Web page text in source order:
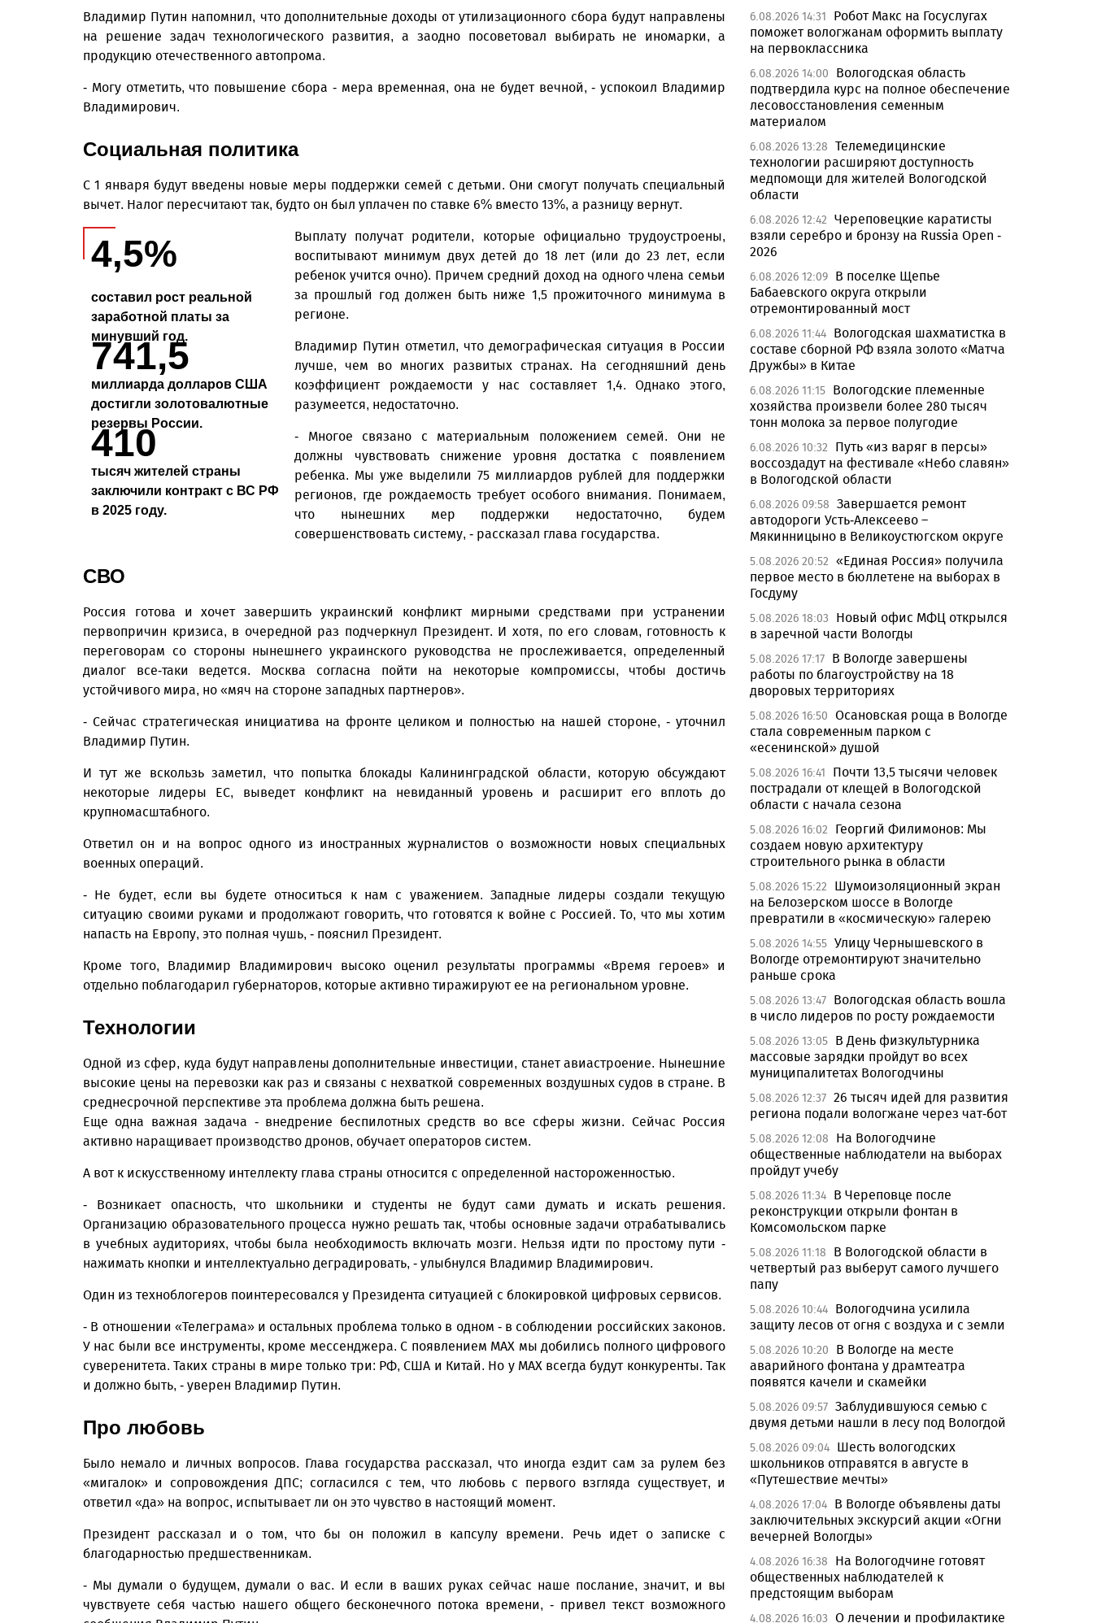
Владимир Путин напомнил, что дополнительные доходы от утилизационного сбора будут направлены
на решение задач технологического развития, а заодно посоветовал выбирать не иномарки, а
продукцию отечественного автопрома.
- Могу отметить, что повышение сбора - мера временная, она не будет вечной, - успокоил Владимир
Владимирович.
Социальная политика
С 1 января будут введены новые меры поддержки семей с детьми. Они смогут получать специальный
вычет. Налог пересчитают так, будто он был уплачен по ставке 6% вместо 13%, а разницу вернут.
4,5%
составил рост реальной
заработной платы за
минувший год.
741,5
миллиарда долларов США
достигли золотовалютные
резервы России.
410
тысяч жителей страны
заключили контракт с ВС РФ
в 2025 году.
Выплату получат родители, которые официально трудоустроены,
воспитывают минимум двух детей до 18 лет (или до 23 лет, если
ребенок учится очно). Причем средний доход на одного члена семьи
за прошлый год должен быть ниже 1,5 прожиточного минимума в
регионе.
Владимир Путин отметил, что демографическая ситуация в России
лучше, чем во многих развитых странах. На сегодняшний день
коэффициент рождаемости у нас составляет 1,4. Однако этого,
разумеется, недостаточно.
- Многое связано с материальным положением семей. Они не
должны чувствовать снижение уровня достатка с появлением
ребенка. Мы уже выделили 75 миллиардов рублей для поддержки
регионов, где рождаемость требует особого внимания. Понимаем,
что нынешних мер поддержки недостаточно, будем
совершенствовать систему, - рассказал глава государства.
СВО
Россия готова и хочет завершить украинский конфликт мирными средствами при устранении
первопричин кризиса, в очередной раз подчеркнул Президент. И хотя, по его словам, готовность к
переговорам со стороны нынешнего украинского руководства не прослеживается, определенный
диалог все-таки ведется. Москва согласна пойти на некоторые компромиссы, чтобы достичь
устойчивого мира, но «мяч на стороне западных партнеров».
- Сейчас стратегическая инициатива на фронте целиком и полностью на нашей стороне, - уточнил
Владимир Путин.
И тут же вскользь заметил, что попытка блокады Калининградской области, которую обсуждают
некоторые лидеры ЕС, выведет конфликт на невиданный уровень и расширит его вплоть до
крупномасштабного.
Ответил он и на вопрос одного из иностранных журналистов о возможности новых специальных
военных операций.
- Не будет, если вы будете относиться к нам с уважением. Западные лидеры создали текущую
ситуацию своими руками и продолжают говорить, что готовятся к войне с Россией. То, что мы хотим
напасть на Европу, это полная чушь, - пояснил Президент.
Кроме того, Владимир Владимирович высоко оценил результаты программы «Время героев» и
отдельно поблагодарил губернаторов, которые активно тиражируют ее на региональном уровне.
Технологии
Одной из сфер, куда будут направлены дополнительные инвестиции, станет авиастроение. Нынешние
высокие цены на перевозки как раз и связаны с нехваткой современных воздушных судов в стране. В
среднесрочной перспективе эта проблема должна быть решена.
Еще одна важная задача - внедрение беспилотных средств во все сферы жизни. Сейчас Россия
активно наращивает производство дронов, обучает операторов систем.
А вот к искусственному интеллекту глава страны относится с определенной настороженностью.
- Возникает опасность, что школьники и студенты не будут сами думать и искать решения.
Организацию образовательного процесса нужно решать так, чтобы основные задачи отрабатывались
в учебных аудиториях, чтобы была необходимость включать мозги. Нельзя идти по простому пути -
нажимать кнопки и интеллектуально деградировать, - улыбнулся Владимир Владимирович.
Один из техноблогеров поинтересовался у Президента ситуацией с блокировкой цифровых сервисов.
- В отношении «Телеграма» и остальных проблема только в одном - в соблюдении российских законов.
У нас были все инструменты, кроме мессенджера. С появлением МАХ мы добились полного цифрового
суверенитета. Таких страны в мире только три: РФ, США и Китай. Но у МАХ всегда будут конкуренты. Так
и должно быть, - уверен Владимир Путин.
Про любовь
Было немало и личных вопросов. Глава государства рассказал, что иногда ездит сам за рулем без
«мигалок» и сопровождения ДПС; согласился с тем, что любовь с первого взгляда существует, и
ответил «да» на вопрос, испытывает ли он это чувство в настоящий момент.
Президент рассказал и о том, что бы он положил в капсулу времени. Речь идет о записке с
благодарностью предшественникам.
- Мы думали о будущем, думали о вас. И если в ваших руках сейчас наше послание, значит, и вы
чувствуете себя частью нашего общего бесконечного потока времени, - привел текст возможного
6.08.2026 14:31
Робот Макс на Госуслугах
поможет вологжанам оформить выплату
на первоклассника
6.08.2026 14:00
Вологодская область
подтвердила курс на полное обеспечение
лесовосстановления семенным
материалом
6.08.2026 13:28 Телемедицинские
технологии расширяют доступность
медпомощи для жителей Вологодской
области
6.08.2026 12:42 Череповецкие каратисты
взяли серебро и бронзу на Russia Open -
2026
6.08.2026 12:09 В поселке Щепье
Бабаевского округа открыли
отремонтированный мост
6.08.2026 11:44 Вологодская шахматистка в
составе сборной РФ взяла золото «Матча
Дружбы» в Китае
6.08.2026 11:15 Вологодские племенные
хозяйства произвели более 280 тысяч
тонн молока за первое полугодие
6.08.2026 10:32
Путь «из варяг в персы»
воссоздадут на фестивале «Небо славян»
в Вологодской области
6.08.2026 09:58 Завершается ремонт
автодороги Усть-Алексеево –
Мякинницыно в Великоустюгском округе
5.08.2026 20:52 «Единая Россия» получила
первое место в бюллетене на выборах в
Госдуму
5.08.2026 18:03
Новый офис МФЦ открылся
в заречной части Вологды
5.08.2026 17:17 В Вологде завершены
работы по благоустройству на 18
дворовых территориях
5.08.2026 16:50 Осановская роща в Вологде
стала современным парком с
«есенинской» душой
5.08.2026 16:41
Почти 13,5 тысячи человек
пострадали от клещей в Вологодской
области с начала сезона
5.08.2026 16:02
Георгий Филимонов: Мы
создаем новую архитектуру
строительного рынка в области
5.08.2026 15:22
Шумоизоляционный экран
на Белозерском шоссе в Вологде
превратили в «космическую» галерею
5.08.2026 14:55 Улицу Чернышевского в
Вологде отремонтируют значительно
раньше срока
5.08.2026 13:47 Вологодская область вошла
в число лидеров по росту рождаемости
5.08.2026 13:05 В День физкультурника
массовые зарядки пройдут во всех
муниципалитетах Вологодчины
5.08.2026 12:37 26 тысяч идей для развития
региона подали вологжане через чат-бот
5.08.2026 12:08
На Вологодчине
общественные наблюдатели на выборах
пройдут учебу
5.08.2026 11:34 В Череповце после
реконструкции открыли фонтан в
Комсомольском парке
5.08.2026 11:18
В Вологодской области в
четвертый раз выберут самого лучшего
папу
5.08.2026 10:44 Вологодчина усилила
защиту лесов от огня с воздуха и с земли
5.08.2026 10:20
В Вологде на месте
аварийного фонтана у драмтеатра
появятся качели и скамейки
5.08.2026 09:57 Заблудившуюся семью с
двумя детьми нашли в лесу под Вологдой
5.08.2026 09:04 Шесть вологодских
школьников отправятся в августе в
«Путешествие мечты»
4.08.2026 17:04 В Вологде объявлены даты
заключительных экскурсий акции «Огни
вечерней Вологды»
4.08.2026 16:38
На Вологодчине готовят
общественных наблюдателей к
предстоящим выборам
4.08.2026 16:03 О лечении и профилактике